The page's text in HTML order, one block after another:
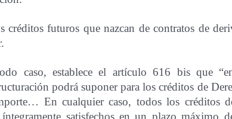
créditos futuros que nazcan de contratos de
caso, establece el artículo 616 bis que
podrá suponer para los créditos de
En cualquier caso, todos los créditos
íntegramente satisfechos en un plazo máximo